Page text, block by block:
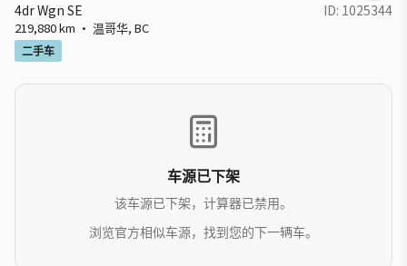
4dr Wgn SE ID: 1025344
219,880 km · 温哥华, BC
二手车
车源已下架
该车源已下架，计算器已禁用。
浏览官方相似车源，找到您的下一辆车。